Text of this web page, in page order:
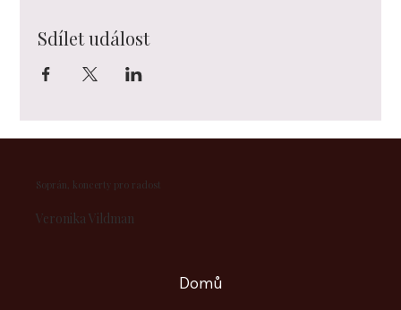
Sdílet událost
​Veronika Vildman
Soprán, koncerty pro radost
Domů